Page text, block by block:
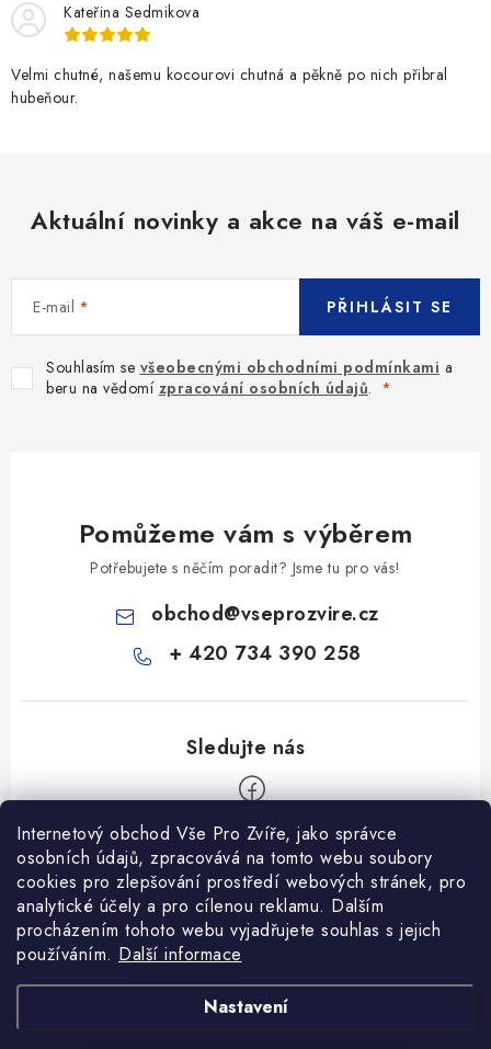
Internetový obchod Vše Pro Zvíře, jako správce
osobních údajů, zpracovává na tomto webu soubory
cookies pro zlepšování prostředí webových stránek, pro
analytické účely a pro cílenou reklamu. Dalším
procházením tohoto webu vyjadřujete souhlas s jejich
používáním. Další informace
Nastavení
Kateřina Sedmikova
Velmi chutné, našemu kocourovi chutná a pěkně po nich přibral
hubeňour.
Aktuální novinky a akce na váš e-mail
E-mail
Souhlasím se všeobecnými obchodními podmínkami a
beru na vědomí zpracování osobních údajů.
PŘIHLÁSIT SE
Pomůžeme vám s výběrem
Potřebujete s něčím poradit? Jsme tu pro vás!
obchod@vseprozvire.cz
+ 420 734 390 258
Informace pro Vás
Ceník dopravy
Kontakty
Obchodní podmínky
Heuréka recenze